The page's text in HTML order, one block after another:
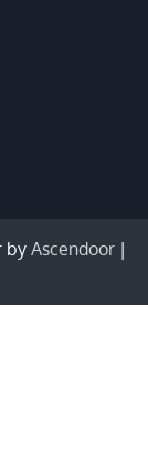
by Ascendoor |